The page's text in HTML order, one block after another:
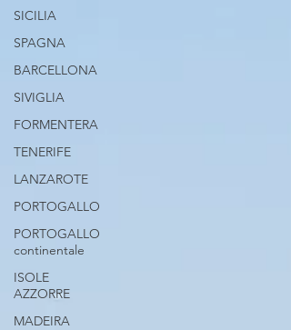
SICILIA
SPAGNA
BARCELLONA
SIVIGLIA
FORMENTERA
TENERIFE
LANZAROTE
PORTOGALLO
PORTOGALLO
continentale
ISOLE
AZZORRE
MADEIRA